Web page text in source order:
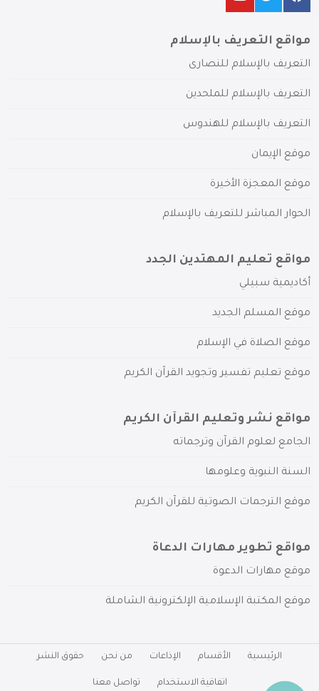
مواقع التعريف بالإسلام
التعريف بالإسلام للنصارى
التعريف بالإسلام للملحدين
التعريف بالإسلام للهندوس
موقع الإيمان
موقع المعجزة الأخيرة
الحوار المباشر للتعريف بالإسلام
مواقع تعليم المهتدين الجدد
أكاديمية سبيلي
موقع المسلم الجديد
موقع الصلاة في الإسلام
موقع تعليم تفسير وتجويد القرآن الكريم
مواقع نشر وتعليم القرآن الكريم
الجامع لعلوم القرآن وترجماته
السنة النبوية وعلومها
موقع الترجمات الصوتية للقرآن الكريم
مواقع تطوير مهارات الدعاة
موقع مهارات الدعوة
موقع المكتبة الإسلامية الإلكترونية الشاملة
الرئيسية الأقسام الإذاعات من نحن حقوق النشر
اتفاقية الاستخدام تواصل معنا